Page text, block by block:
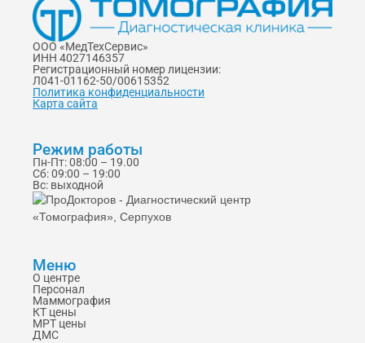
ООО «МедТехСервис»
ИНН 4027146357
Регистрационный номер лицензии:
Л041-01162-50/00615352
Политика конфиденциальности
Карта сайта
Режим работы
Пн-Пт: 08:00 – 19.00
Сб: 09:00 – 19:00
Вс: выходной
Меню
О центре
Персонал
Маммография
КТ цены
МРТ цены
ДМС